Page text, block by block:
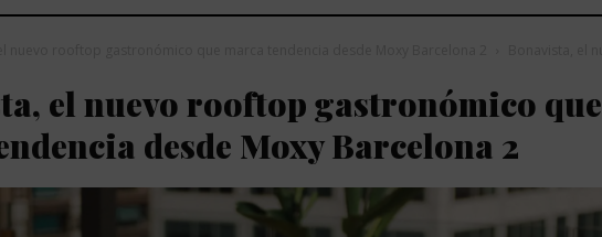
el nuevo rooftop gastronómico que
desde Moxy Barcelona 2